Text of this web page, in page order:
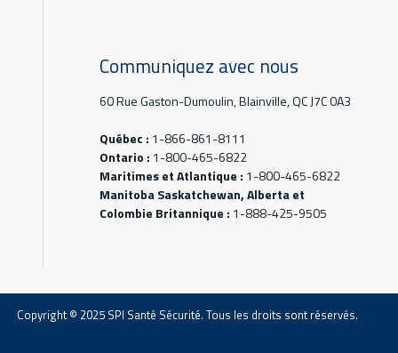
Communiquez avec nous
60 Rue Gaston-Dumoulin, Blainville, QC J7C 0A3
Québec : 1-866-861-8111
Ontario : 1-800-465-6822
Maritimes et Atlantique : 1-800-465-6822
Manitoba Saskatchewan, Alberta et
Colombie Britannique : 1-888-425-9505
Copyright © 2025 SPI Santé Sécurité. Tous les droits sont réservés.